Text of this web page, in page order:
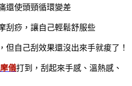
還使頭頸循環變差
刮痧，讓自己輕鬆舒服些
但自己刮效果還沒出來手就痠了！
儀打到，刮起來手感、溫熱感、